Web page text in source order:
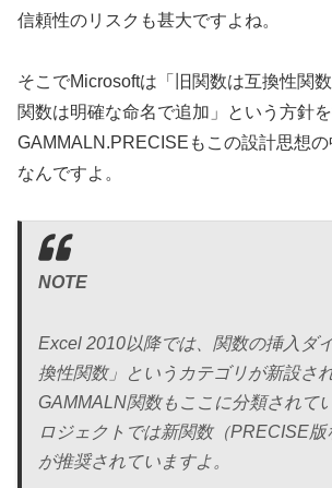
信頼性のリスクも甚大ですよね。
そこでMicrosoftは「旧関数は互換性関
関数は明確な命名で追加」という方針を
GAMMALN.PRECISEもこの設計思想
なんですよ。
NOTE
Excel 2010以降では、関数の挿入ダ
換性関数」というカテゴリが新設さ
GAMMALN関数もここに分類されて
ロジェクトでは新関数（PRECISE
が推奨されていますよ。